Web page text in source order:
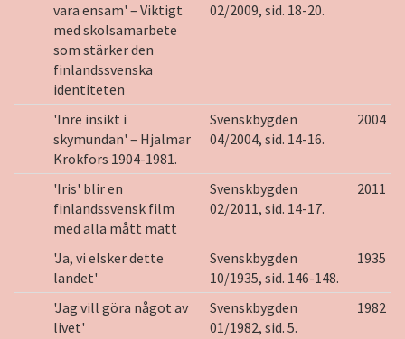
vara ensam' – Viktigt
med skolsamarbete
som stärker den
finlandssvenska
identiteten
02/2009, sid. 18-20.
'Inre insikt i
skymundan' – Hjalmar
Krokfors 1904-1981.
Svenskbygden
04/2004, sid. 14-16.
2004
'Iris' blir en
finlandssvensk film
med alla mått mätt
Svenskbygden
02/2011, sid. 14-17.
2011
'Ja, vi elsker dette
landet'
Svenskbygden
10/1935, sid. 146-148.
1935
'Jag vill göra något av
livet'
Svenskbygden
01/1982, sid. 5.
1982